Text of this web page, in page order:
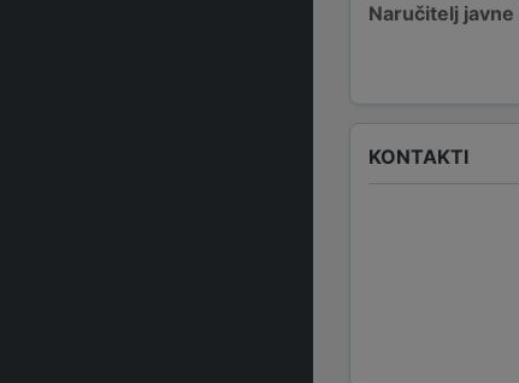
Naručitelj javne
KONTAKTI